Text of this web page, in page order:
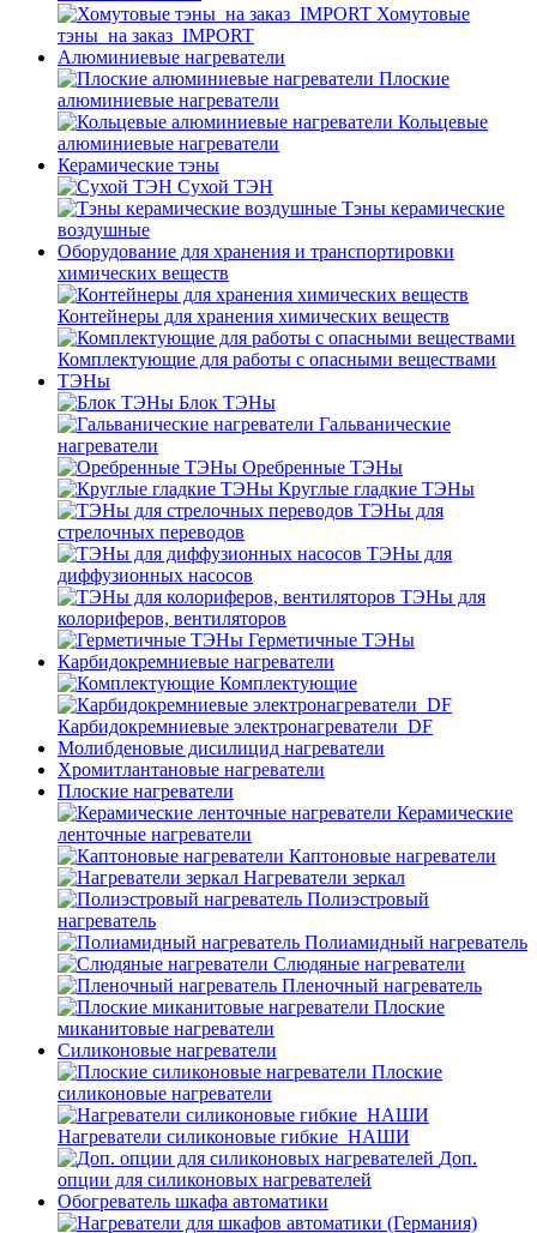
Хомутовые
тэны_на заказ_IMPORT
Алюминиевые нагреватели
Плоские
алюминиевые нагреватели
Кольцевые
алюминиевые нагреватели
Керамические тэны
Сухой ТЭН
Тэны керамические
воздушные
Оборудование для хранения и транспортировки
химических веществ
Контейнеры для хранения химических веществ
Комплектующие для работы с опасными веществами
ТЭНы
Блок ТЭНы
Гальванические
нагреватели
Оребренные ТЭНы
Круглые гладкие ТЭНы
ТЭНы для
стрелочных переводов
ТЭНы для
диффузионных насосов
ТЭНы для
колориферов, вентиляторов
Герметичные ТЭНы
Карбидокремниевые нагреватели
Комплектующие
Карбидокремниевые электронагреватели_DF
Молибденовые дисилицид нагреватели
Хромитлантановые нагреватели
Плоские нагреватели
Керамические
ленточные нагреватели
Каптоновые нагреватели
Нагреватели зеркал
Полиэстровый
нагреватель
Полиамидный нагреватель
Слюдяные нагреватели
Пленочный нагреватель
Плоские
миканитовые нагреватели
Силиконовые нагреватели
Плоские
силиконовые нагреватели
Нагреватели силиконовые гибкие_НАШИ
Доп.
опции для силиконовых нагревателей
Обогреватель шкафа автоматики